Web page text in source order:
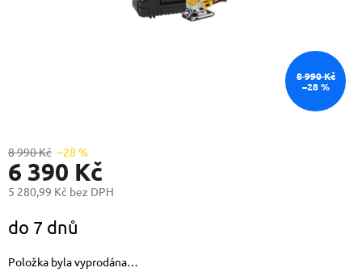
8 990 Kč
–28 %
8 990 Kč –28 %
6 390 Kč
5 280,99 Kč bez DPH
cena:
do 7 dnů
Položka byla vyprodána…